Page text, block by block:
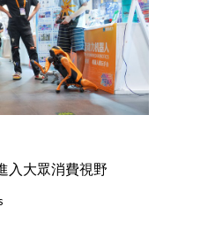
入大眾消費視野